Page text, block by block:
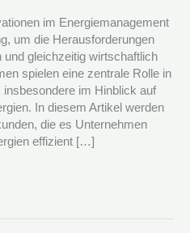
im Energiemanagement
um die Herausforderungen
gleichzeitig wirtschaftlich
spielen eine zentrale Rolle in
im Hinblick auf
In diesem Artikel werden
die es Unternehmen
effizient […]